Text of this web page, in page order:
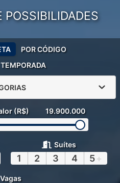
POSSIBILIDADES
TEMPORADA
POR CÓDIGO
(R$) 19.900.000
Suítes
1 2 3 4 5+
Vagas